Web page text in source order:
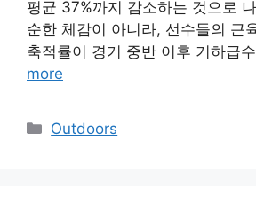
평균 37%까지 감소하는 것으로
순한 체감이 아니라, 선수들의 근
축적률이 경기 중반 이후 기하급
more
Categories
Outdoors